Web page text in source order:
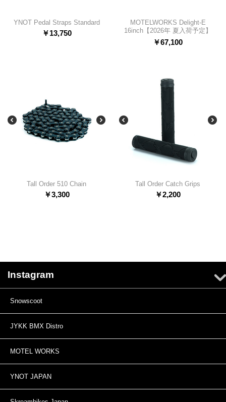
YNOT Pedal Straps Standard
￥13,750
MOTELWORKS Delight-E
16inch【2026年 夏入荷予定】
￥67,100
Tall Order 510 Chain
￥3,300
Tall Order Catch Grips
￥2,200
Instagram
Snowscoot
JYKK BMX Distro
MOTEL WORKS
YNOT JAPAN